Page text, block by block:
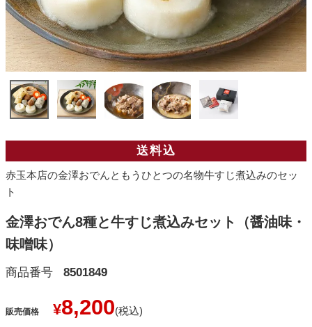
送料込
赤玉本店の金澤おでんともうひとつの名物牛すじ煮込みのセッ
ト
金澤おでん8種と牛すじ煮込みセット（醤油味・
味噌味）
商品番号 8501849
販売価格 ¥8,200